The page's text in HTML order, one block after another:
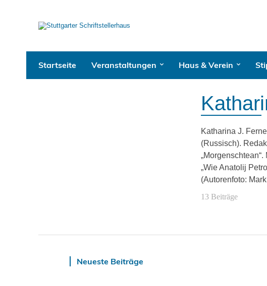
Startseite Veranstaltungen Haus & Verein
Katharina J.
(Russisch).
„Wie Anatolij
(Autorenfoto:
13 Beiträge
Neueste Beiträge